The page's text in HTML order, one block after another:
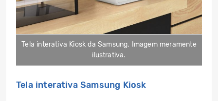
Tela interativa Kiosk da Samsung. Imagem meramente
ilustrativa.
Tela interativa Samsung Kiosk